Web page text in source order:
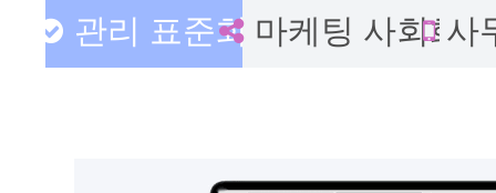
관리 표준화 마케팅 사회화사